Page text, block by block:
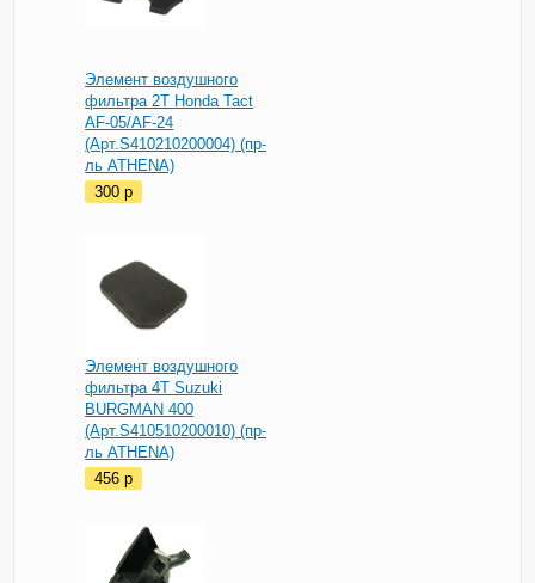
Элемент воздушного
фильтра 2T Honda Tact
AF-05/AF-24
(Арт.S410210200004) (пр-
ль ATHENA)
300p
Элемент воздушного
фильтра 4Т Suzuki
BURGMAN 400
(Арт.S410510200010) (пр-
ль ATHENA)
456p